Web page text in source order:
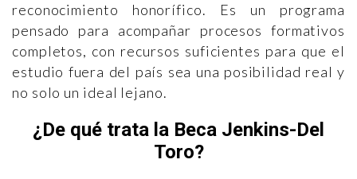
reconocimiento honorífico. Es un programa
pensado para acompañar procesos formativos
completos, con recursos suficientes para que el
estudio fuera del país sea una posibilidad real y
no solo un ideal lejano.
¿De qué trata la Beca Jenkins-Del
Toro?